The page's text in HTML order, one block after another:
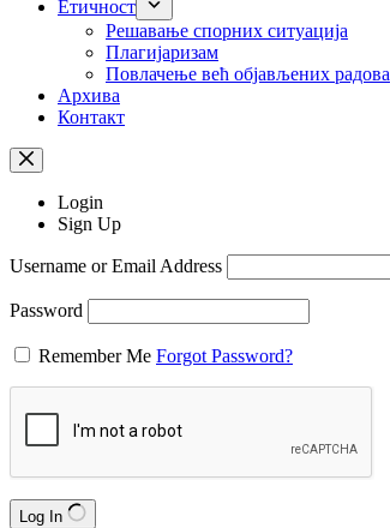
Етичност
Рeшaвaњe спорних ситуација
Плагијаризам
Повлачење већ објављених радова
Архива
Контакт
Login
Sign Up
Username or Email Address
Password
Remember Me Forgot Password?
Log In